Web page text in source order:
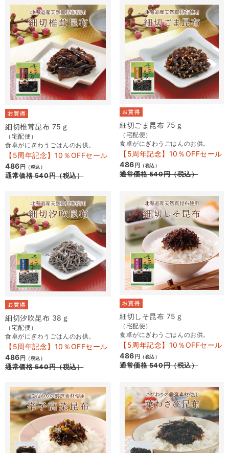
細切椎茸昆布 75ｇ
（宅配便）
食卓がにぎわうごはんのお供。
【5周年記念】10％OFFセール
486 円 （税込）
通常価格540円（税込）
細切ごま昆布 75ｇ
（宅配便）
食卓がにぎわうごはんのお供。
【5周年記念】10％OFFセール
486 円 （税込）
通常価格540円（税込）
細切汐吹昆布 38ｇ
（宅配便）
食卓がにぎわうごはんのお供。
【5周年記念】10％OFFセール
486 円 （税込）
通常価格540円（税込）
細切しそ昆布 75ｇ
（宅配便）
食卓がにぎわうごはんのお供。
【5周年記念】10％OFFセール
486 円 （税込）
通常価格540円（税込）